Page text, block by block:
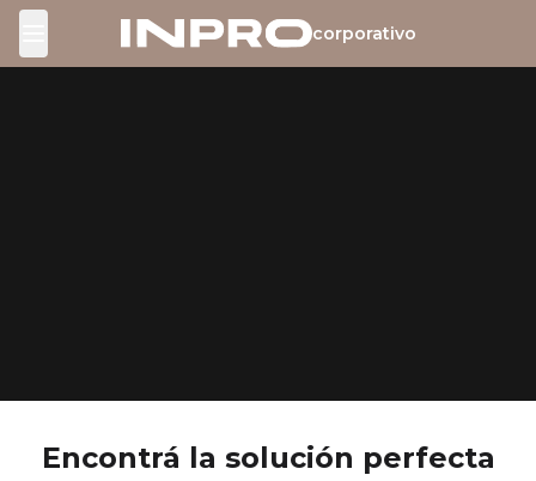
Toggle Menu
corporativo
Encontrá la solución perfecta